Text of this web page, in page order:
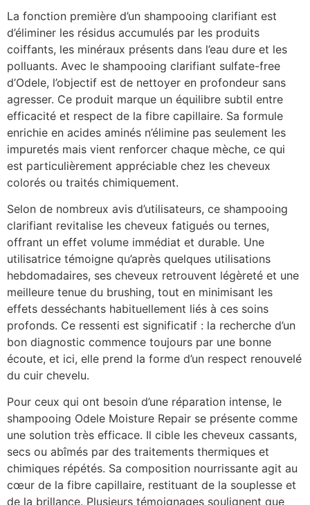
La fonction première d’un shampooing clarifiant est
d’éliminer les résidus accumulés par les produits
coiffants, les minéraux présents dans l’eau dure et les
polluants. Avec le shampooing clarifiant sulfate-free
d’Odele, l’objectif est de nettoyer en profondeur sans
agresser. Ce produit marque un équilibre subtil entre
efficacité et respect de la fibre capillaire. Sa formule
enrichie en acides aminés n’élimine pas seulement les
impuretés mais vient renforcer chaque mèche, ce qui
est particulièrement appréciable chez les cheveux
colorés ou traités chimiquement.
Selon de nombreux avis d’utilisateurs, ce shampooing
clarifiant revitalise les cheveux fatigués ou ternes,
offrant un effet volume immédiat et durable. Une
utilisatrice témoigne qu’après quelques utilisations
hebdomadaires, ses cheveux retrouvent légèreté et une
meilleure tenue du brushing, tout en minimisant les
effets desséchants habituellement liés à ces soins
profonds. Ce ressenti est significatif : la recherche d’un
bon diagnostic commence toujours par une bonne
écoute, et ici, elle prend la forme d’un respect renouvelé
du cuir chevelu.
Pour ceux qui ont besoin d’une réparation intense, le
shampooing Odele Moisture Repair se présente comme
une solution très efficace. Il cible les cheveux cassants,
secs ou abîmés par des traitements thermiques et
chimiques répétés. Sa composition nourrissante agit au
cœur de la fibre capillaire, restituant de la souplesse et
de la brillance. Plusieurs témoignages soulignent que